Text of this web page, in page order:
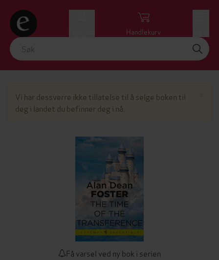
Handlekurv
Vi har dessverre ikke tillatelse til å selge boken til
deg i landet du befinner deg i nå.
Få varsel ved ny bok i serien